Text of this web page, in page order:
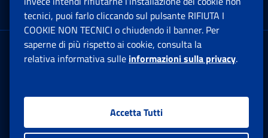
App mobile
Sede Legale : Via Ciro il Grande, 21
00144 Roma
tecnici, puoi farlo cliccando sul pulsante RIFIUTA I
COOKIE NON TECNICI o chiudendo il banner. Per
saperne di più rispetto ai cookie, consulta la
relativa informativa sulle informazioni sulla privacy.
Accetta Tutti